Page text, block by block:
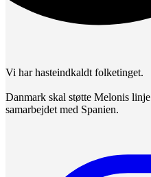
Vi har hasteindkaldt folketinget.
Danmark skal støtte Melonis
samarbejdet med Spanien.